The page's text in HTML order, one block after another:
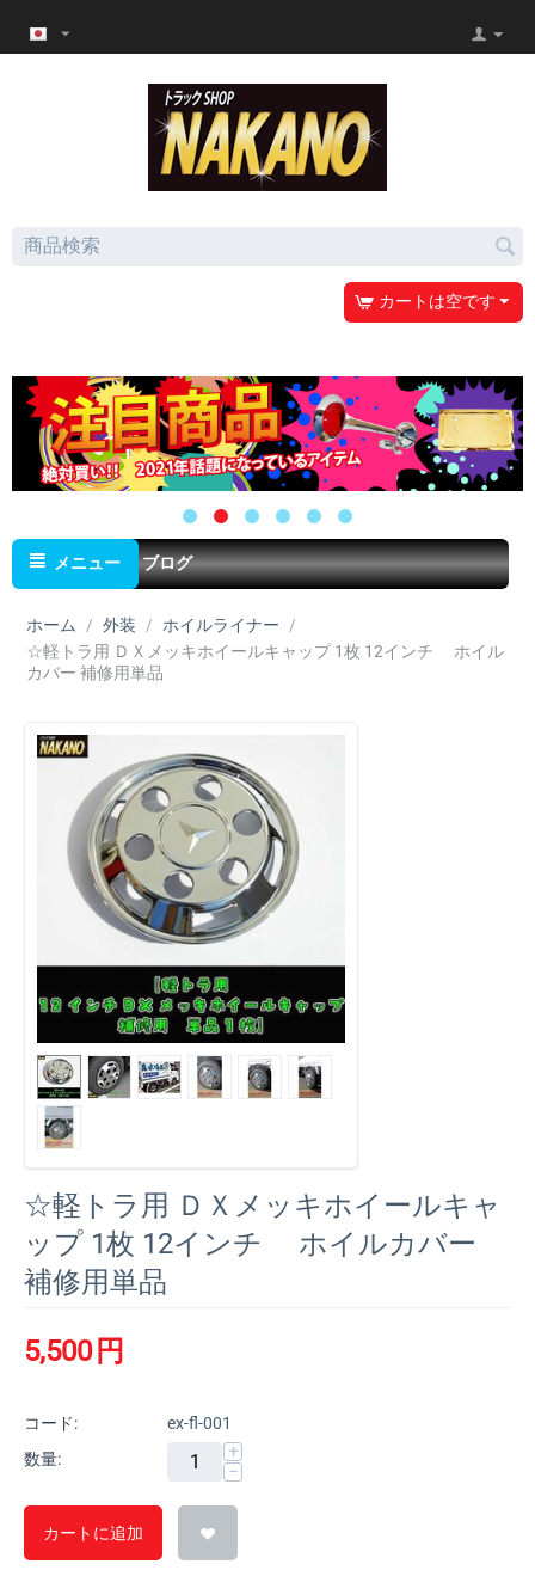
カートは空です
メニュー ブログ
ホーム / 外装 / ホイルライナー /
☆軽トラ用 ＤＸメッキホイールキャップ 1枚 12インチ ホイル
カバー 補修用単品
☆軽トラ用 ＤＸメッキホイールキャ
ップ 1枚 12インチ ホイルカバー
補修用単品
5,500 円
コード:
ex-fl-001
数量:
+
−
カートに追加